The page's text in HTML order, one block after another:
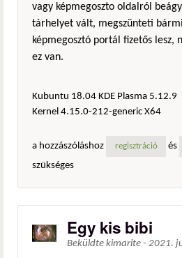
vagy képmegoszto oldalról
tárhelyet vált, megszünteti
képmegosztó portál fizetős lesz,
ez van.
Kubuntu 18.04 KDE Plasma 5.12.9
Kernel 4.15.0-212-generic X64
a hozzászóláshoz regisztráció és
szükséges
Egy kis bibi
Beküldte kimarite - 2021.